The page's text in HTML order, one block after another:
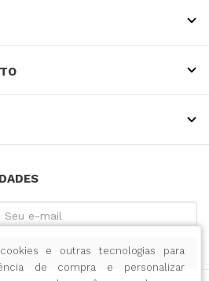
e outras tecnologias para
de compra e personalizar
SE